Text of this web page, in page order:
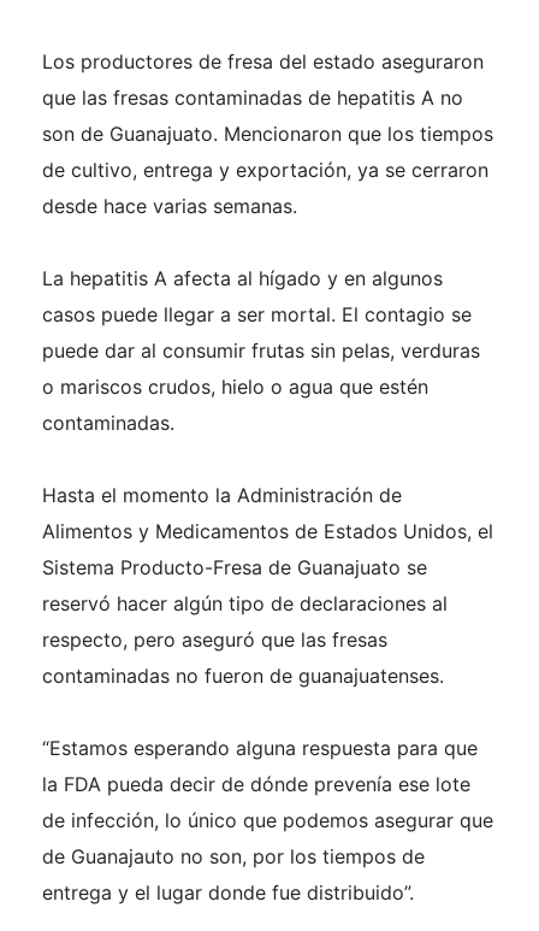
Los productores de fresa del estado aseguraron
que las fresas contaminadas de hepatitis A no
son de Guanajuato. Mencionaron que los tiempos
de cultivo, entrega y exportación, ya se cerraron
desde hace varias semanas.
La hepatitis A afecta al hígado y en algunos
casos puede llegar a ser mortal. El contagio se
puede dar al consumir frutas sin pelas, verduras
o mariscos crudos, hielo o agua que estén
contaminadas.
Hasta el momento la Administración de
Alimentos y Medicamentos de Estados Unidos, el
Sistema Producto-Fresa de Guanajuato se
reservó hacer algún tipo de declaraciones al
respecto, pero aseguró que las fresas
contaminadas no fueron de guanajuatenses.
“Estamos esperando alguna respuesta para que
la FDA pueda decir de dónde prevenía ese lote
de infección, lo único que podemos asegurar que
de Guanajauto no son, por los tiempos de
entrega y el lugar donde fue distribuido”.